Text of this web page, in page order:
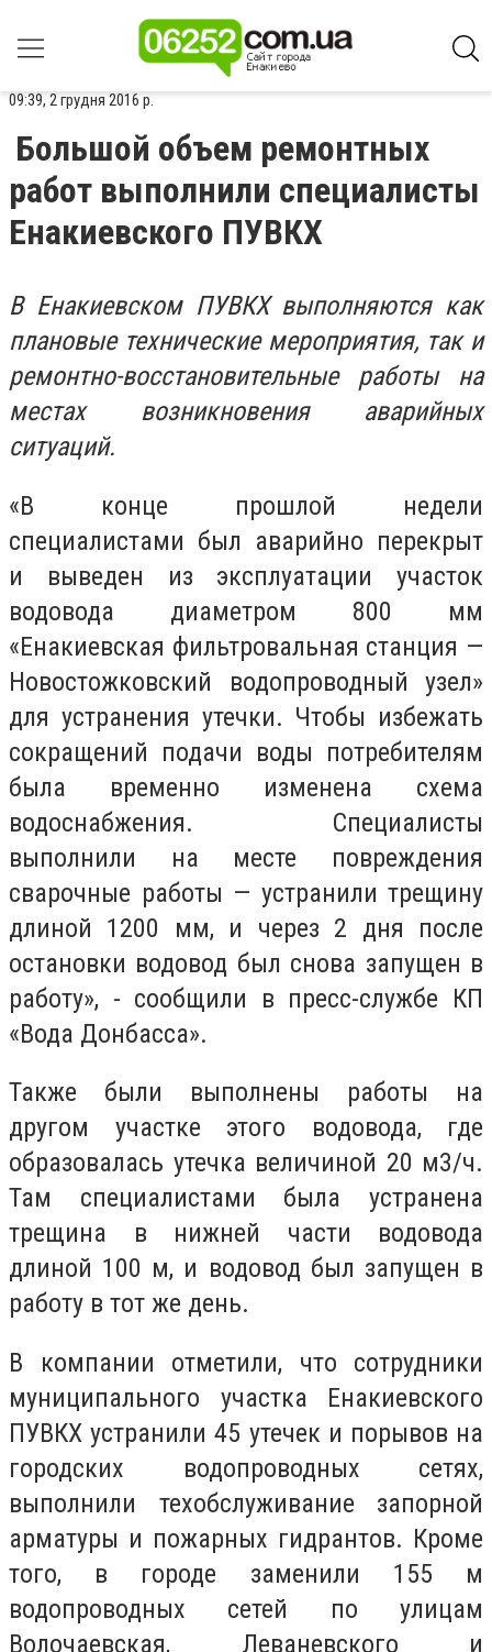
09:39, 2 грудня 2016 р.
Большой объем ремонтных
работ выполнили специалисты
Енакиевского ПУВКХ
В Енакиевском ПУВКХ выполняются как
плановые технические мероприятия, так и
ремонтно-восстановительные работы на
местах возникновения аварийных
ситуаций.
«В конце прошлой недели
специалистами был аварийно перекрыт
и выведен из эксплуатации участок
водовода диаметром 800 мм
«Енакиевская фильтровальная станция —
Новостожковский водопроводный узел»
для устранения утечки. Чтобы избежать
сокращений подачи воды потребителям
была временно изменена схема
водоснабжения. Специалисты
выполнили на месте повреждения
сварочные работы — устранили трещину
длиной 1200 мм, и через 2 дня после
остановки водовод был снова запущен в
работу», - сообщили в пресс-службе КП
«Вода Донбасса».
Также были выполнены работы на
другом участке этого водовода, где
образовалась утечка величиной 20 м3/ч.
Там специалистами была устранена
трещина в нижней части водовода
длиной 100 м, и водовод был запущен в
работу в тот же день.
В компании отметили, что сотрудники
муниципального участка Енакиевского
ПУВКХ устранили 45 утечек и порывов на
городских водопроводных сетях,
выполнили техобслуживание запорной
арматуры и пожарных гидрантов. Кроме
того, в городе заменили 155 м
водопроводных сетей по улицам
Волочаевская, Леваневского и